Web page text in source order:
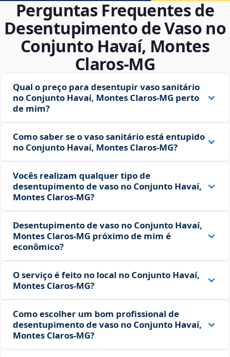
Perguntas Frequentes de
Desentupimento de Vaso no
Conjunto Havaí, Montes
Claros‑MG
Qual o preço para desentupir vaso sanitário
no Conjunto Havaí, Montes Claros‑MG perto
de mim?
Como saber se o vaso sanitário está entupido
no Conjunto Havaí, Montes Claros‑MG?
Vocês realizam qualquer tipo de
desentupimento de vaso no Conjunto Havaí,
Montes Claros‑MG?
Desentupimento de vaso no Conjunto Havaí,
Montes Claros‑MG próximo de mim é
econômico?
O serviço é feito no local no Conjunto Havaí,
Montes Claros‑MG?
Como escolher um bom profissional de
desentupimento de vaso no Conjunto Havaí,
Montes Claros‑MG?